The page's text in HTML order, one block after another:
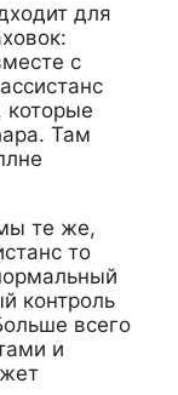
для
с
которые
Там
те же,
то
контроль
всего
и